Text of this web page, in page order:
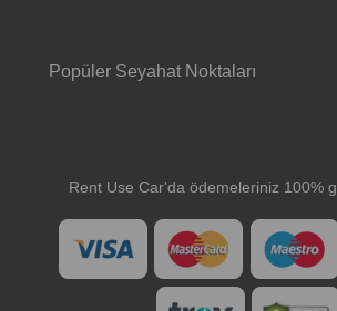
Popüler Seyahat Noktaları
Rent Use Car'da ödemeleriniz 100%